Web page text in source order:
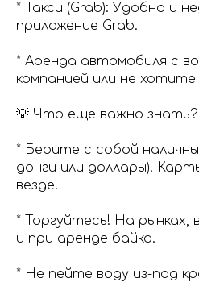
* Такси (Grab): Удобно и
приложение Grab.
* Аренда автомобиля с
компанией или не хотите
💡 Что еще важно знать?
* Берите с собой
донги или доллары).
везде.
* Торгуйтесь! На рынках,
и при аренде байка.
* Не пейте воду из-под